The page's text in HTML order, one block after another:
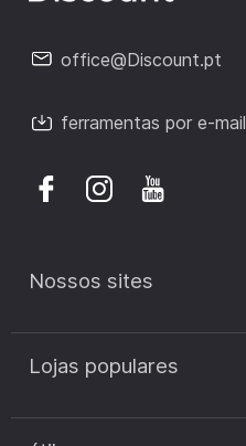
office@Discount.pt
ferramentas por e-mail
Nossos sites
discount.pt
discount.sk
Lojas populares
Cupão de desconto Zooplus